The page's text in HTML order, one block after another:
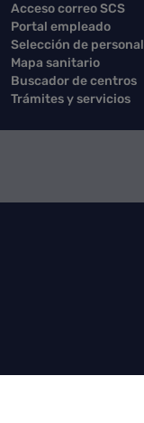
Acceso correo SCS
Portal empleado
Selección de personal
Mapa sanitario
Buscador de centros
Trámites y servicios